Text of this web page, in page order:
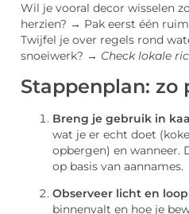
Wil je vooral decor wisselen
herzien? → Pak eerst één
Twijfel je over regels rond
snoeiwerk? → Check lokale
Stappenplan: zo
Breng je gebruik in
wat je er echt doet
opbergen) en
op basis van aannames.
Observeer licht en
binnenvalt en hoe je